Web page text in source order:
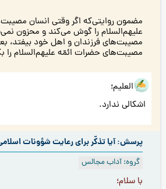
مضمون روایتی‌که اگر وقتی انسان
عليهم‌السلام را گوش می‌کند و محزون
مصیبت‌های فرزندان و اهل خود بیفتد،
مصيبت‌های حضرات ائمّه عليهم‌السلام را
هو العلیم؛
اشکالی ندارد.
پرسش: آیا تذکّر برای رعایت شؤونات
گروه: آداب مجالس
با سلام؛